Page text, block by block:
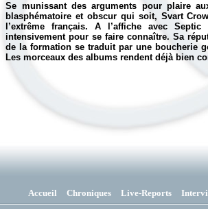
Se munissant des arguments pour plaire
blasphématoire et obscur qui soit, Svart
l’extrême français. A l’affiche avec
intensivement pour se faire connaître. Sa
de la formation se traduit par une boucherie
Les morceaux des albums rendent déjà bien
Accueil Chroniques Live-Reports